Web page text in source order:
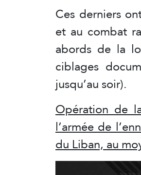
Ces derniers
et au combat
abords de la
ciblages
jusqu’au soir).
Opération de
l’armée de
du Liban, au